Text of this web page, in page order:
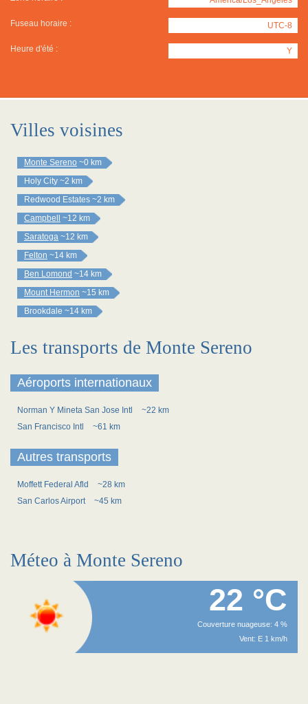
Fuseau horaire : UTC-8
Heure d'été : Y
Villes voisines
Monte Sereno ~0 km
Holy City ~2 km
Redwood Estates ~2 km
Campbell
~12 km
Saratoga ~12 km
Felton ~14 km
Ben Lomond ~14 km
Mount Hermon ~15 km
Brookdale ~14 km
Les transports de Monte Sereno
Aéroports internationaux
Norman Y Mineta San Jose Intl
~22 km
San Francisco Intl
~61 km
Autres transports
Moffett Federal Afld
~28 km
San Carlos Airport
~45 km
Méteo à Monte Sereno
22 °C
Couverture nuageuse: 4 %
Vent: E 1 km/h